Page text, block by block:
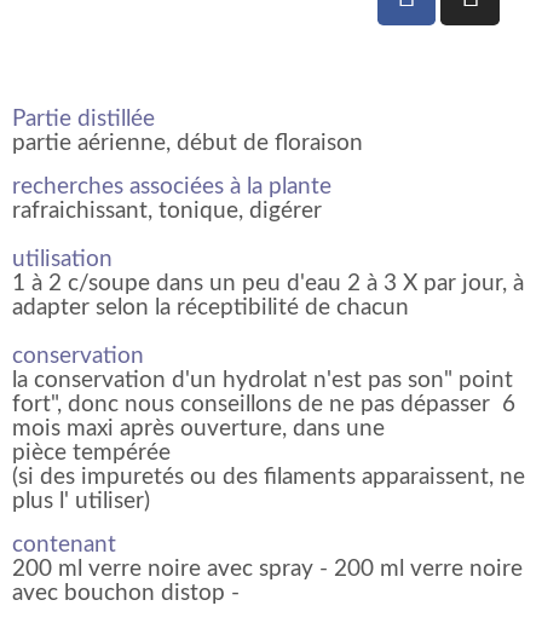
Partie distillée
partie aérienne, début de floraison
recherches associées à la plante
rafraichissant, tonique, digérer
utilisation
1 à 2 c/soupe dans un peu d'eau 2 à 3 X par jour, à
adapter selon la réceptibilité de chacun
conservation
la conservation d'un hydrolat n'est pas son" point
fort", donc nous conseillons de ne pas dépasser 6
mois maxi après ouverture, dans une
pièce tempérée
(si des impuretés ou des filaments apparaissent, ne
plus l' utiliser)
contenant
200 ml verre noire avec spray - 200 ml verre noire
avec bouchon distop -